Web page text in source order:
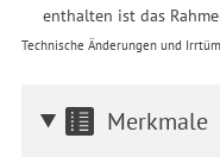
enthalten ist das
Technische Änderungen und
Merkmale